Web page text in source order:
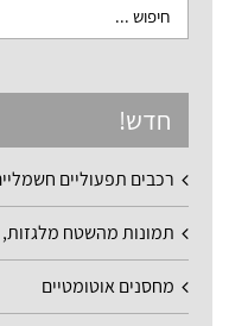
חדש!
רכבים תפעוליים
תמונות מהשטח
מחסנים אוטומטיים